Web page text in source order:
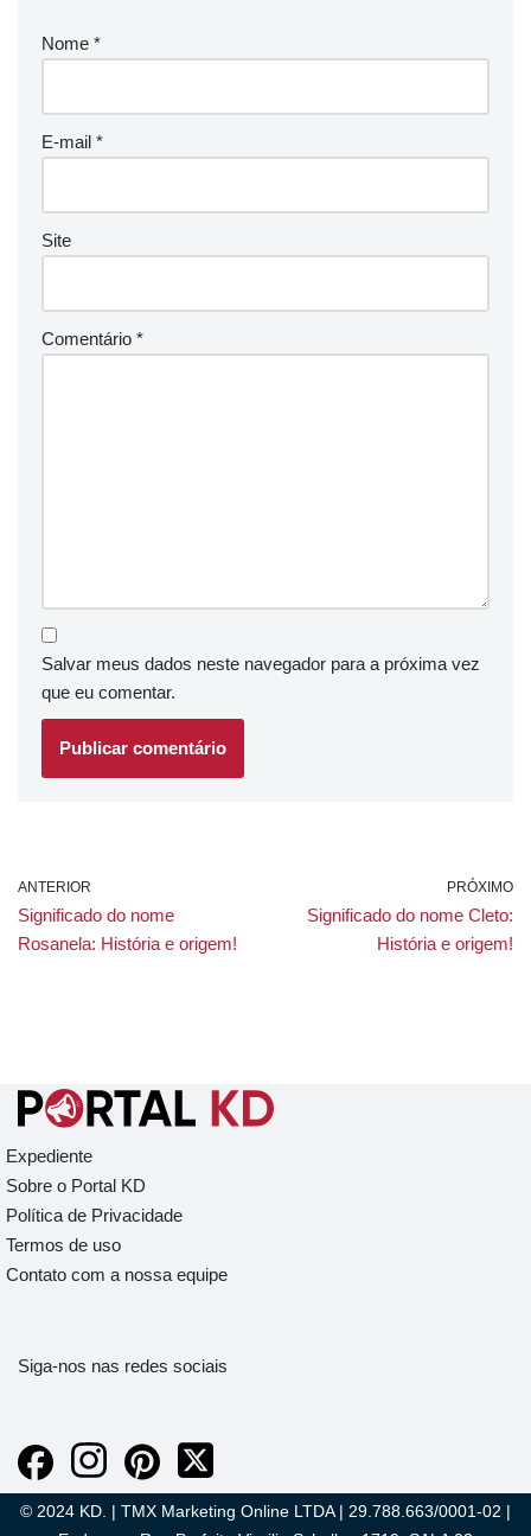
Nome *
E-mail *
Site
Comentário *
Salvar meus dados neste navegador para a próxima vez
que eu comentar.
ANTERIOR
Significado do nome
Rosanela: História e origem!
PRÓXIMO
Significado do nome Cleto:
História e origem!
Expediente
Sobre o Portal KD
Política de Privacidade
Termos de uso
Contato com a nossa equipe
Siga-nos nas redes sociais
© 2024 KD. | TMX Marketing Online LTDA | 29.788.663/0001-02 |